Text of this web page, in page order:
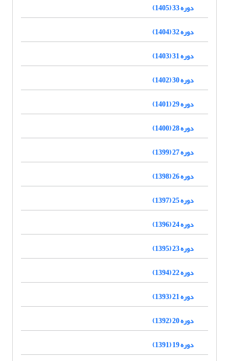
دوره 33 (1405)
دوره 32 (1404)
دوره 31 (1403)
دوره 30 (1402)
دوره 29 (1401)
دوره 28 (1400)
دوره 27 (1399)
دوره 26 (1398)
دوره 25 (1397)
دوره 24 (1396)
دوره 23 (1395)
دوره 22 (1394)
دوره 21 (1393)
دوره 20 (1392)
دوره 19 (1391)